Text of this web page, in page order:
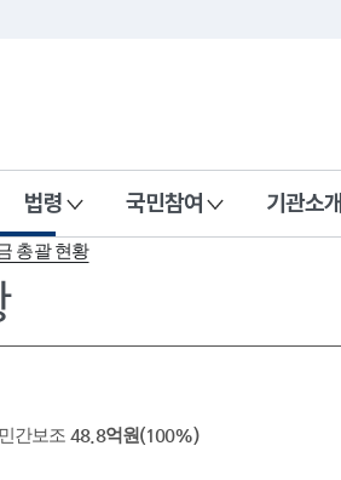
법령 국민참여 기관소개
총괄 현황
간보조 48.8억원(100%)